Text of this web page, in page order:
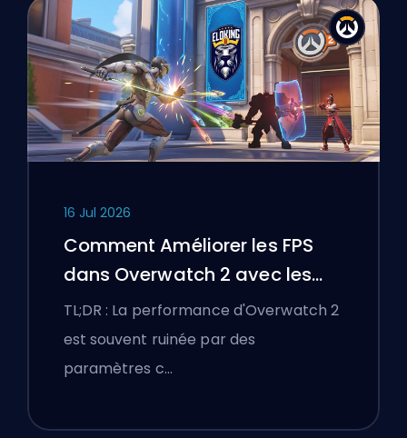
16 Jul 2026
Comment Améliorer les FPS
dans Overwatch 2 avec les
Meilleurs Paramètres
TL;DR : La performance d'Overwatch 2
est souvent ruinée par des
paramètres c…